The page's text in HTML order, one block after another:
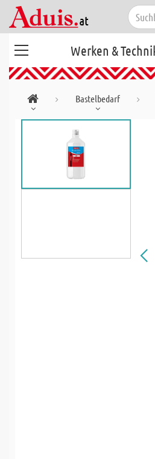
Werken &
Bastelbedarf